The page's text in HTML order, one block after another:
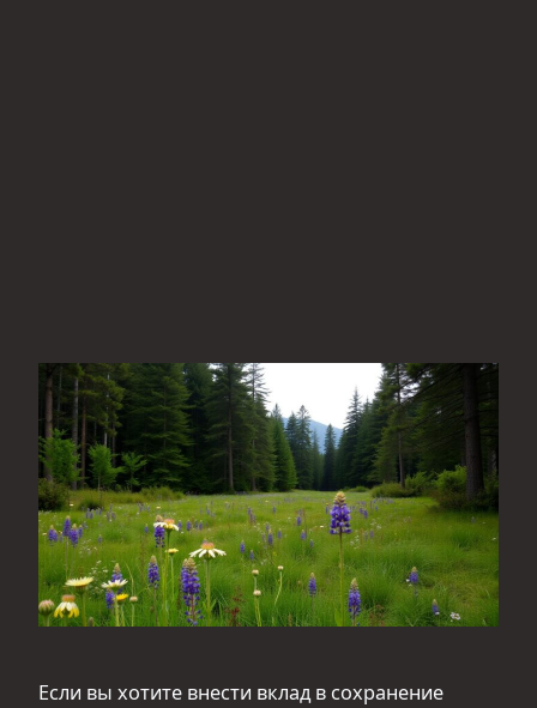
Если вы хотите внести вклад в сохранение